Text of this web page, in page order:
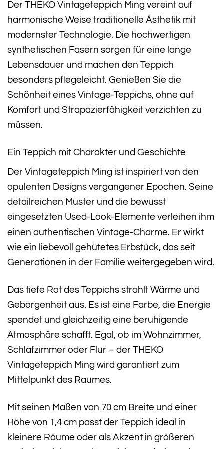
Der THEKO Vintageteppich Ming vereint auf
harmonische Weise traditionelle Ästhetik mit
modernster Technologie. Die hochwertigen
synthetischen Fasern sorgen für eine lange
Lebensdauer und machen den Teppich
besonders pflegeleicht. Genießen Sie die
Schönheit eines Vintage-Teppichs, ohne auf
Komfort und Strapazierfähigkeit verzichten zu
müssen.
Ein Teppich mit Charakter und Geschichte
Der Vintageteppich Ming ist inspiriert von den
opulenten Designs vergangener Epochen. Seine
detailreichen Muster und die bewusst
eingesetzten Used-Look-Elemente verleihen ihm
einen authentischen Vintage-Charme. Er wirkt
wie ein liebevoll gehütetes Erbstück, das seit
Generationen in der Familie weitergegeben wird.
Das tiefe Rot des Teppichs strahlt Wärme und
Geborgenheit aus. Es ist eine Farbe, die Energie
spendet und gleichzeitig eine beruhigende
Atmosphäre schafft. Egal, ob im Wohnzimmer,
Schlafzimmer oder Flur – der THEKO
Vintageteppich Ming wird garantiert zum
Mittelpunkt des Raumes.
Mit seinen Maßen von 70 cm Breite und einer
Höhe von 1,4 cm passt der Teppich ideal in
kleinere Räume oder als Akzent in größeren